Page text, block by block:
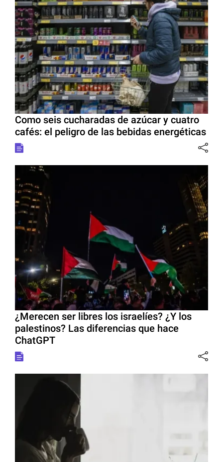
Como seis cucharadas de azúcar y cuatro
cafés: el peligro de las bebidas energéticas
¿Merecen ser libres los israelíes? ¿Y los
palestinos? Las diferencias que hace
ChatGPT